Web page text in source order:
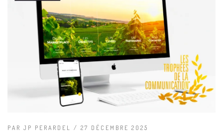
PAR JP PERARDEL / 27 DÉCEMBRE 2025